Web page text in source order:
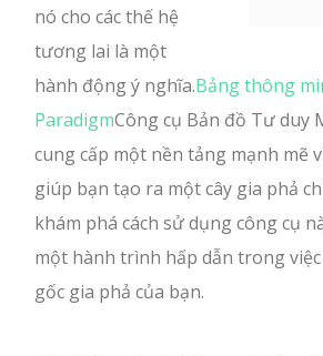
nó cho các thế hệ
tương lai là một
hành động ý nghĩa.Bảng thông
ParadigmCông cụ Bản đồ Tư duy
cung cấp một nền tảng mạnh mẽ
giúp bạn tạo ra một cây gia phả
khám phá cách sử dụng công cụ
một hành trình hấp dẫn trong
gốc gia phả của bạn.